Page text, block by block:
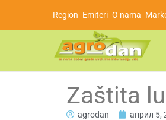
Region Emiteri O nama
Zaštita
agrodan април 5,